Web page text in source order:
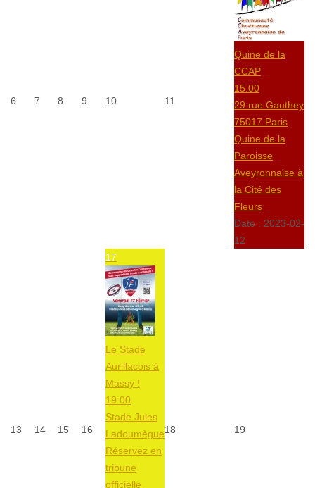
6 7 8 9 10 11
Quine de la
CCAP
15:00
29 rue Gauthey
75017 Paris
Quine de la
Paroisse
Aveyronnaise à
la Cité des
Fleurs
Date : 2023-02-
12
13 14 15 16
17
Le Stade
Aurillacois à
Massy !
19:00
Stade Jules
Ladoumègue
Réservez en
tribune
officielle
18 19